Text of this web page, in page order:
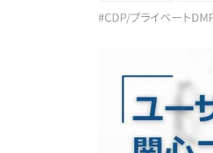
#CDP/プライベート